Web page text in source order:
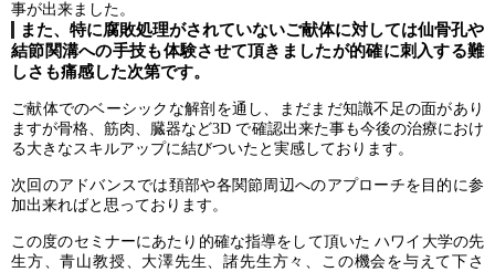
事が出来ました。
また、特に腐敗処理がされていないご献体に対しては仙骨孔や
結節関溝への手技も体験させて頂きましたが的確に刺入する難
しさも痛感した次第です。
ご献体でのベーシックな解剖を通し、まだまだ知識不足の面があり
ますが骨格、筋肉、臓器など3D で確認出来た事も今後の治療におけ
る大きなスキルアップに結びついたと実感しております。
次回のアドバンスでは頚部や各関節周辺へのアプローチを目的に参
加出来ればと思っております。
この度のセミナーにあたり的確な指導をして頂いた ハワイ大学の先
生方、青山教授、大澤先生、諸先生方々、この機会を与えて下さ